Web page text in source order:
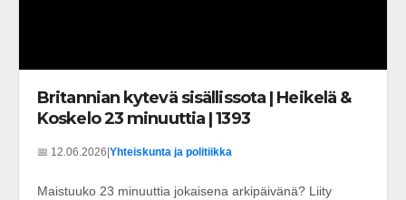
Britannian kytevä sisällissota | Heikelä &
Koskelo 23 minuuttia | 1393
📅 12.06.2026 Yhteiskunta ja politiikka
Maistuuko 23 minuuttia jokaisena arkipäivänä? Liity